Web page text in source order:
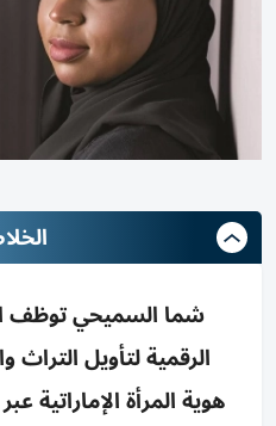
شما السميحي توظف
الرقمية لتأويل التراث
هوية المرأة الإماراتية